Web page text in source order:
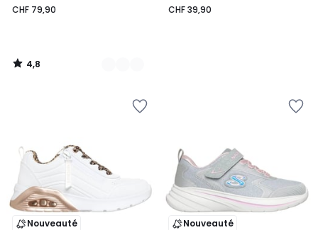
CHF 79,90
4,8
/
CHF 39,90
Nouveauté Nouveauté